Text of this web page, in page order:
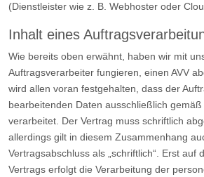
(Dienstleister wie z. B. Webhoster oder
Inhalt eines
Wie bereits oben erwähnt, haben wir mit
Auftragsverarbeiter fungieren, einen AVV
wird allen voran festgehalten, dass der
bearbeitenden Daten ausschließlich
verarbeitet. Der Vertrag muss schriftlich
allerdings gilt in diesem Zusammenhang
Vertragsabschluss als „schriftlich“. Erst auf
Vertrags erfolgt die Verarbeitung der